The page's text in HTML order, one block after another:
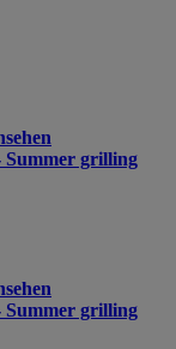
Summer grilling
Summer grilling